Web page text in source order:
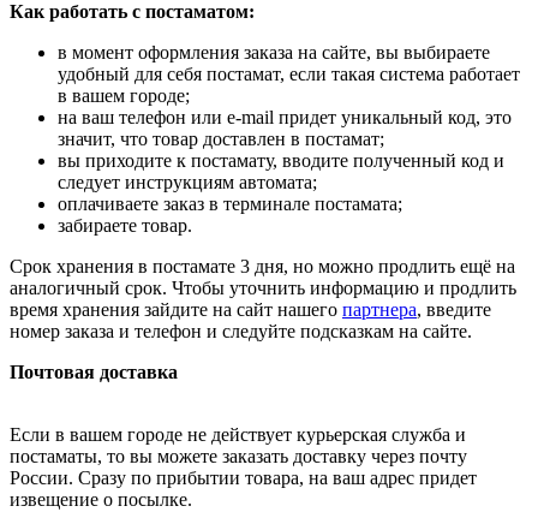
Как работать с постаматом:
в момент оформления заказа на сайте, вы выбираете
удобный для себя постамат, если такая система работает
в вашем городе;
на ваш телефон или e-mail придет уникальный код, это
значит, что товар доставлен в постамат;
вы приходите к постамату, вводите полученный код и
следует инструкциям автомата;
оплачиваете заказ в терминале постамата;
забираете товар.
Срок хранения в постамате 3 дня, но можно продлить ещё на
аналогичный срок. Чтобы уточнить информацию и продлить
время хранения зайдите на сайт нашего партнера, введите
номер заказа и телефон и следуйте подсказкам на сайте.
Почтовая доставка
Если в вашем городе не действует курьерская служба и
постаматы, то вы можете заказать доставку через почту
России. Сразу по прибытии товара, на ваш адрес придет
извещение о посылке.